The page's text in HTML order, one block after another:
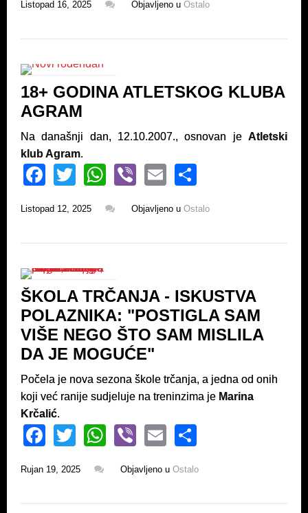
c
e
o
k
tt
er
at
s
p
er ail ar
e
Listopad 16, 2025 Objavljeno u Ostalo
18+ GODINA ATLETSKOG KLUBA
AGRAM
Na današnji dan, 12.10.2007., osnovan je Atletski
klub Agram.
F
c
e
o
k
T
tt
er
W
at
s
p
p
Vi
er
E
ail ar
e
Listopad 12, 2025 Objavljeno u Ostalo
ŠKOLA TRČANJA - ISKUSTVA
POLAZNIKA: "POSTIGLA SAM
VIŠE NEGO ŠTO SAM MISLILA
DA JE MOGUĆE"
Počela je nova sezona škole trčanja, a jedna od onih
koji već ranije sudjeluje na treninzima je Marina
Krčalić.
F
c
e
T
tt
er
W
at
s
Vi
er
E
ail ar
e
Rujan 19, 2025 Objavljeno u Ostalo